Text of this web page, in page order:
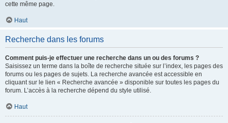
cette même page.
Haut
Recherche dans les forums
Comment puis-je effectuer une recherche dans un ou des forums ?
Saisissez un terme dans la boîte de recherche située sur l’index, les pages des
forums ou les pages de sujets. La recherche avancée est accessible en
cliquant sur le lien « Recherche avancée » disponible sur toutes les pages du
forum. L’accès à la recherche dépend du style utilisé.
Haut